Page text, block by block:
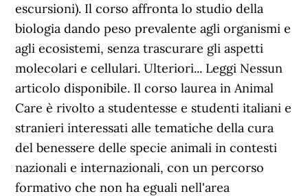
escursioni). Il corso affronta lo studio della
biologia dando peso prevalente agli organismi e
agli ecosistemi, senza trascurare gli aspetti
molecolari e cellulari. Ulteriori... Leggi Nessun
articolo disponibile. Il corso laurea in Animal
Care è rivolto a studentesse e studenti italiani e
stranieri interessati alle tematiche della cura
del benessere delle specie animali in contesti
nazionali e internazionali, con un percorso
formativo che non ha eguali nell'area